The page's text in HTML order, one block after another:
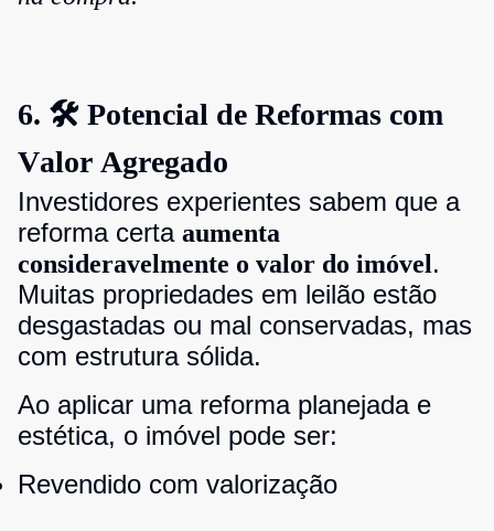
6. 🛠️ Potencial de Reformas com
Valor Agregado
Investidores experientes sabem que a
reforma certa aumenta
consideravelmente o valor do imóvel.
Muitas propriedades em leilão estão
desgastadas ou mal conservadas, mas
com estrutura sólida.
Ao aplicar uma reforma planejada e
estética, o imóvel pode ser:
Revendido com valorização